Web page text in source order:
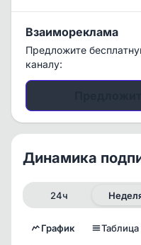
Взаимореклама
Предложите
каналу:
Динамика
24ч
График Таблица